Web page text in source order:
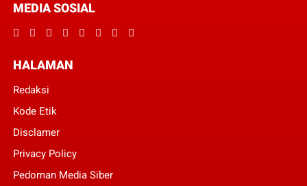
MEDIA SOSIAL
HALAMAN
Redaksi
Kode Etik
Disclamer
Privacy Policy
Pedoman Media Siber